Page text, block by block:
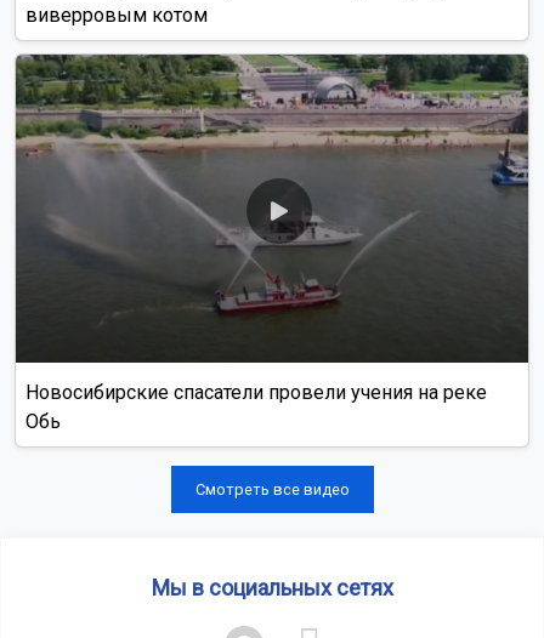
виверровым котом
Новосибирские спасатели провели учения на реке
Обь
Смотреть все видео
Мы в социальных сетях